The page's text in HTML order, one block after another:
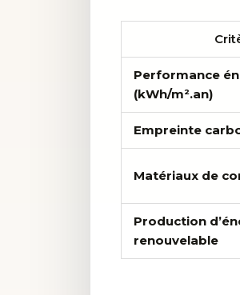
Performance
(kWh/m².an)
Empreinte
Matériaux de
Production
renouvelable